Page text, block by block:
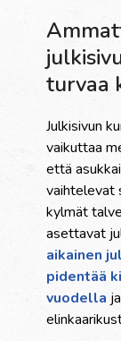
turvaa
Julkisivun
vaikuttaa
että
vaihtelevat
kylmät
asettavat
aikainen
pidentää
vuodella